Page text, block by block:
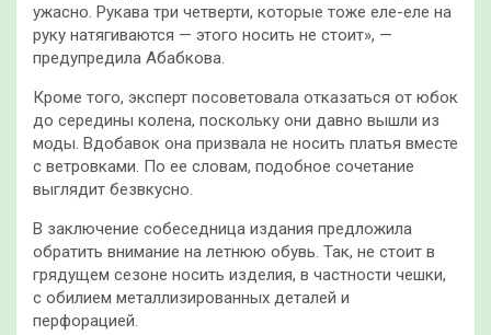
ужасно. Рукава три четверти, которые тоже еле-еле на
руку натягиваются — этого носить не стоит», —
предупредила Абабкова.
Кроме того, эксперт посоветовала отказаться от юбок
до середины колена, поскольку они давно вышли из
моды. Вдобавок она призвала не носить платья вместе
с ветровками. По ее словам, подобное сочетание
выглядит безвкусно.
В заключение собеседница издания предложила
обратить внимание на летнюю обувь. Так, не стоит в
грядущем сезоне носить изделия, в частности чешки,
с обилием металлизированных деталей и
перфорацией.